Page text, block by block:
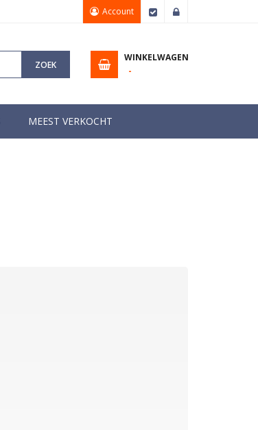
Account Afrekenen
ZOEK
WINKELWAGEN
MEEST VERKOCHT